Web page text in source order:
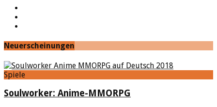
Neuerscheinungen
Spiele
Soulworker: Anime-MMORPG